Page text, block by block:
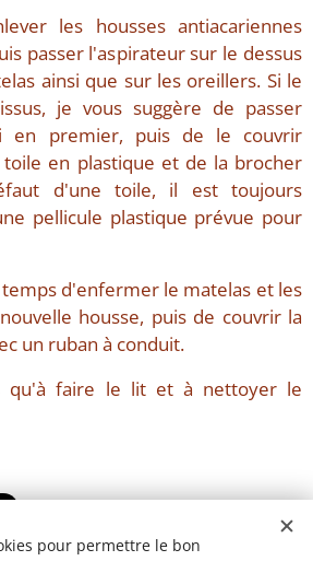
les housses antiacariennes
passer l'aspirateur sur le dessus
ainsi que sur les oreillers. Si le
je vous suggère de passer
en premier, puis de le couvrir
en plastique et de la brocher
d'une toile, il est toujours
pellicule plastique prévue pour
temps d'enfermer le matelas et les
housse, puis de couvrir la
un ruban à conduit.
qu'à faire le lit et à nettoyer le
pour permettre le bon